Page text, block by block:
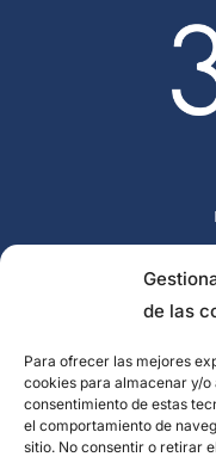
de las
Para ofrecer las mejores
cookies para almacenar y/
consentimiento de estas
el comportamiento de
sitio. No consentir o retirar